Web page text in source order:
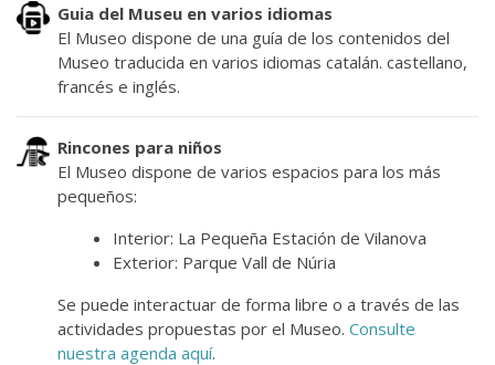
Guia del Museu en varios idiomas
El Museo dispone de una guía de los contenidos del
Museo traducida en varios idiomas catalán. castellano,
francés e inglés.
Rincones para niños
El Museo dispone de varios espacios para los más
pequeños:
Interior: La Pequeña Estación de Vilanova
Exterior: Parque Vall de Núria
Se puede interactuar de forma libre o a través de las
actividades propuestas por el Museo.Consulte
nuestra agenda aquí.